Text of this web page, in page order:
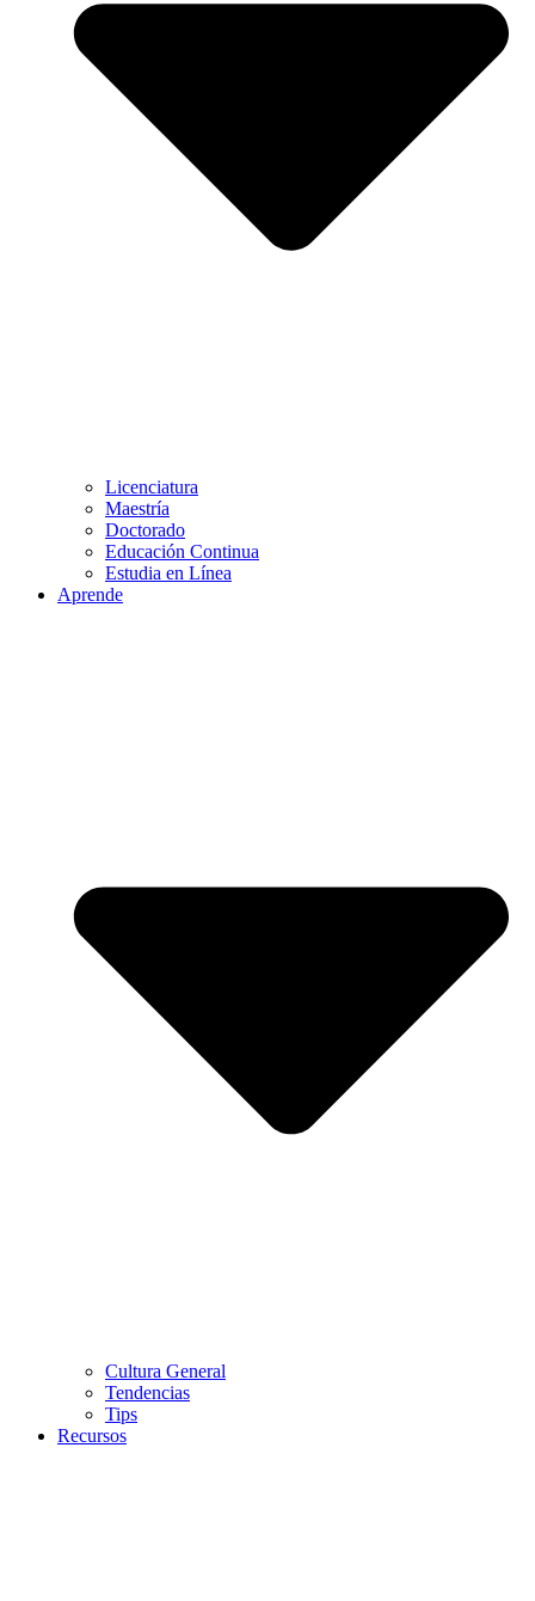
Licenciatura
Maestría
Doctorado
Educación Continua
Estudia en Línea
Aprende
Cultura General
Tendencias
Tips
Recursos